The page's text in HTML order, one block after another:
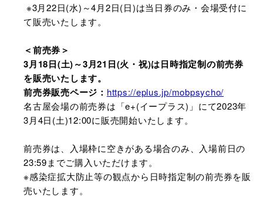
※3月22日(水)～4月2日(日)は当日券のみ・会場受付に
て販売いたします。
＜前売券＞
3月18日(土)～3月21日(火・祝)は日時指定制の前売券
を販売いたします。
前売券販売ページ： https://eplus.jp/mobpsycho/
名古屋会場の前売券は「e+(イープラス)」にて2023年
3月4日(土)12:00に販売開始いたします。
前売券は、入場枠に空きがある場合のみ、入場前日の
23:59までご購入いただけます。
※感染症拡大防止等の観点から日時指定制の前売券を販
売いたします。